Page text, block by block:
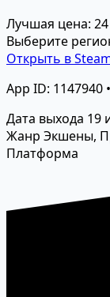
Лучшая цена:
Выберите
Открыть в
App ID: 1147940
Дата выхода 19
Жанр Экшены,
Платформа